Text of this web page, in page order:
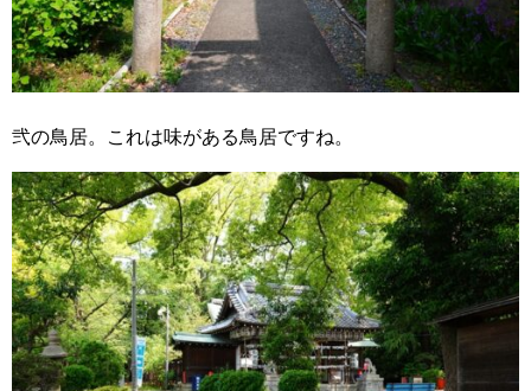
弐の鳥居。これは味がある鳥居ですね。